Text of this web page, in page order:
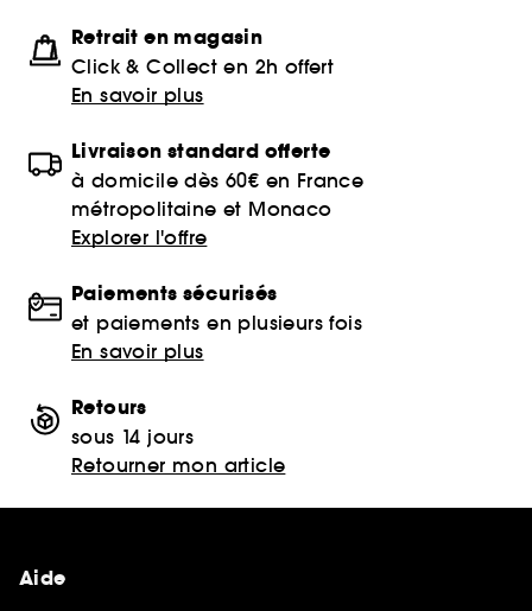
Retrait en magasin
Click & Collect en 2h offert
En savoir plus
Livraison standard offerte
à domicile dès 60€ en France
métropolitaine et Monaco
Explorer l'offre
Paiements sécurisés
et paiements en plusieurs fois
En savoir plus
Retours
sous 14 jours
Retourner mon article
Aide